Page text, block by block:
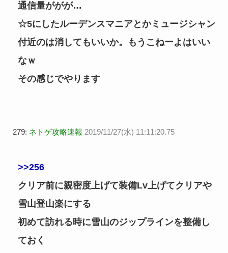
通信量ががが…
☆5にしたルーデンスマニアとかミュージシャン
付近のは消してもいいか。もうこねーよはいい
なｗ
その感じでやります
279: ネトゲ攻略速報 2019/11/27(水) 11:11:20.75
>>256
クリア前に親密度上げて装備Lv上げてクリアや
雪山登山楽にする
初めて訪れる時に雪山のジップラインを整備し
ておく